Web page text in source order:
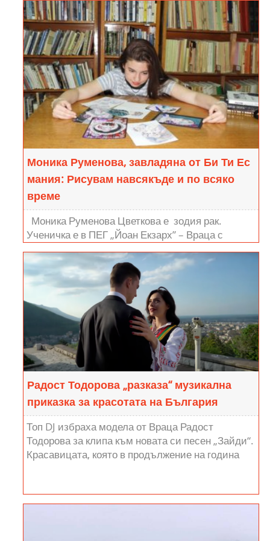
Мария Исаева: На жената е заложено да
носи равновесие и красота
Пътувате много. Кое е мястото, което винаги Ви
липсва във Враца? Навръх 8 март ви срещаме с
една шармантна врачанка. Една дама, след
която всички...
Моника Руменова, завладяна от Би Ти Ес
мания: Рисувам навсякъде и по всяко
време
Моника Руменова Цветкова е зодия рак.
Ученичка е в ПЕГ „Йоан Екзарх” – Враца с
учи...
Радост Тодорова „разказа“ музикална
приказка за красотата на България
Топ DJ избраха модела от Враца Радост
Тодорова за клипа към новата си песен „Зайди“.
Красавицата, която в продължение на година